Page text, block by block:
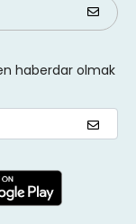
haberdar olmak